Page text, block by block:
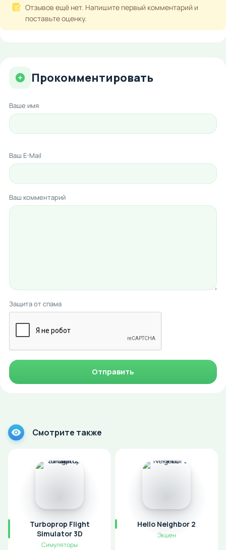
Отзывов ещё нет. Напишите первый комментарий и
поставьте оценку.
Прокомментировать
Ваше имя
Ваш E-Mail
Ваш комментарий
Защита от спама
Отправить
Смотрите также
Turboprop Flight
Simulator 3D
Симуляторы
Hello Neighbor 2
Экшен